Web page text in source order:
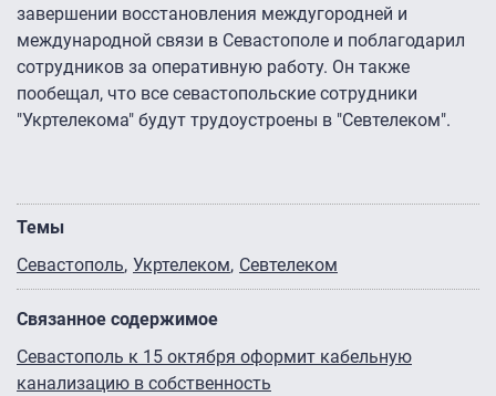
завершении восстановления междугородней и
международной связи в Севастополе и поблагодарил
сотрудников за оперативную работу. Он также
пообещал, что все севастопольские сотрудники
"Укртелекома" будут трудоустроены в "Севтелеком".
Темы
Севастополь Укртелеком Севтелеком
Связанное содержимое
Севастополь к 15 октября оформит кабельную
канализацию в собственность